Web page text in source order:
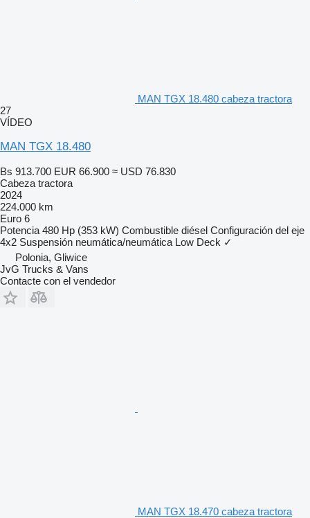
MAN TGX 18.480 cabeza tractora
27
VÍDEO
MAN TGX 18.480
Bs 913.700 EUR 66.900 ≈ USD 76.830
Cabeza tractora
2024
224.000 km
Euro 6
Potencia 480 Hp (353 kW) Combustible diésel Configuración del eje
4x2 Suspensión neumática/neumática Low Deck ✓
Polonia, Gliwice
JvG Trucks & Vans
Contacte con el vendedor
MAN TGX 18.470 cabeza tractora